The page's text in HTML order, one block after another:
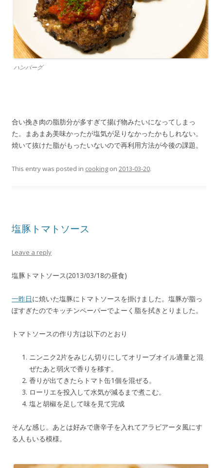
ハンバーグ
合い挽き肉の脂肪分が多すぎて揚げ物みたいになってしまっ
た。まあまあ美味かったが塩気が足りなかったかもしれない。
焼いて抜けた脂がもったいないので再利用方法が今後の課題。
This entry was posted in cooking on 2013-03-20.
塩豚トマトソース
Leave a reply
塩豚トマトソース(2013/03/18の昼食)
一昨日に焼いた塩豚にトマトソースを掛けました。塩豚が脂っ
ぽすぎたのでキッチンペーパーでよーく脂を拭きとりました。
トマトソースの作り方は以下のとおり
ニンニク2片をみじん切りにしてオリーブオイル適量と混
ぜたあと弱火で香りを移す。
香りが出てきたらトマト缶1個を混ぜる。
ローリエを投入して水気が減るまで煮こむ。
塩と胡椒を足して味を見て完成
そんな感じ。あとは好みで唐辛子を入れてアラビアータ風にす
る人もいる模様。